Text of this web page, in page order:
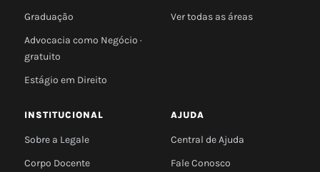
Graduação
Advocacia como Negócio ·
gratuito
Estágio em Direito
Ver todas as áreas
INSTITUCIONAL
Sobre a Legale
Corpo Docente
AJUDA
Central de Ajuda
Fale Conosco